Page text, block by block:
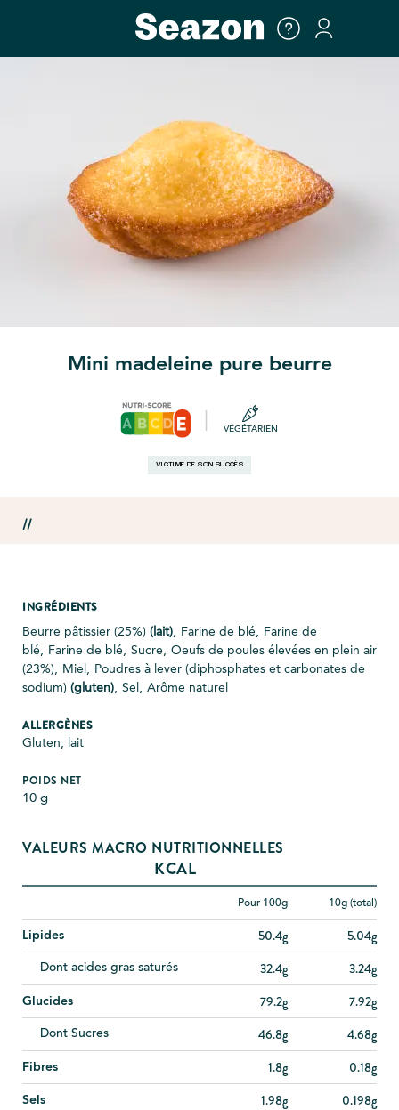
Mini madeleine pure beurre
VÉGÉTARIEN
VICTIME DE SON SUCCÈS
//
INGRÉDIENTS
Beurre pâtissier (25%) (lait), Farine de blé, Farine de
blé, Farine de blé, Sucre, Oeufs de poules élevées en plein air
(23%), Miel, Poudres à lever (diphosphates et carbonates de
sodium) (gluten), Sel, Arôme naturel
ALLERGÈNES
Gluten, lait
POIDS NET
10 g
VALEURS MACRO NUTRITIONNELLES
KCAL
Pour 100g 10g (total)
Lipides 50.4g 5.04g
Dont acides gras saturés 32.4g 3.24g
Glucides 79.2g 7.92g
Dont Sucres 46.8g 4.68g
Fibres 1.8g 0.18g
Sels 1.98g 0.198g